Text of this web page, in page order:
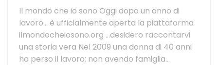
Il mondo che io sono Oggi dopo un anno di
lavoro… è ufficialmente aperta la piattaforma
ilmondocheiosono.org …desidero raccontarvi
una storia vera Nel 2009 una donna di 40 anni
ha perso il lavoro; non avendo famiglia...